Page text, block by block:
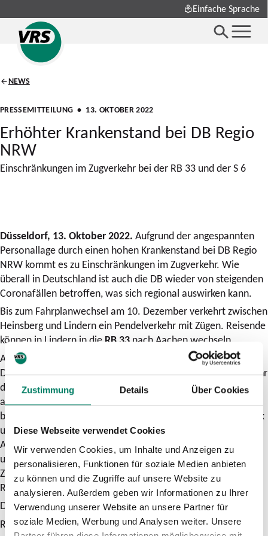
Zustimmung Details Über Cookies
Diese Webseite verwendet Cookies
Wir verwenden Cookies, um Inhalte und Anzeigen zu
personalisieren, Funktionen für soziale Medien anbieten
zu können und die Zugriffe auf unsere Website zu
analysieren. Außerdem geben wir Informationen zu Ihrer
Verwendung unserer Website an unsere Partner für
soziale Medien, Werbung und Analysen weiter. Unsere
Einfache Sprache
NEWS
PRESSEMITTEILUNG • 13. OKTOBER 2022
Erhöhter Krankenstand bei DB Regio
NRW
Einschränkungen im Zugverkehr bei der RB 33 und der S 6
Düsseldorf, 13. Oktober 2022. Aufgrund der angespannten
Personallage durch einen hohen Krankenstand bei DB Regio
NRW kommt es zu Einschränkungen im Zugverkehr. Wie
überall in Deutschland ist auch die DB wieder von steigenden
Coronafällen betroffen, was sich regional auswirken kann.
Bis zum Fahrplanwechsel am 10. Dezember verkehrt zwischen
Heinsberg und Lindern ein Pendelverkehr mit Zügen. Reisende
können in Lindern in die RB 33 nach Aachen wechseln.
Ab dem 31. Oktober bis zum Fahrplanwechsel am 10.
Dezember wird der baustellenbedingte Schienenersatzverkehr
der S 6 zwischen Langenfeld und Leverkusen Chempark
aufgrund der angespannten Personallage bei DB Regio NRW
bis Köln Mülheim verlängert. Zwischen Leverkusen Chempark
und Köln Worringen verkehrt dieS 6im Stundentakt.
Alternativ können Fahrgäste, die auf dem Streckenabschnitt
unterwegs sind, die parallel verkehrende S 11 nutzen.
Zwischen Essen HBF und Langenfeld verkehrt die S 6 im
Regelbetrieb.
Die DB bittet ihre Fahrgäste ausdrücklich um Entschuldigung.
Reisende können sich über die Fahrplanauskunft